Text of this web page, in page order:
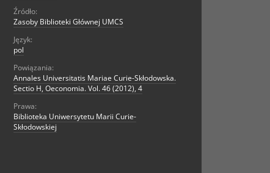
Źródło:
Zasoby Biblioteki Głównej UMCS
Język:
pol
Powiązania:
Annales Universitatis Mariae Curie-Skłodowska.
Sectio H, Oeconomia. Vol. 46 (2012), 4
Prawa:
Biblioteka Uniwersytetu Marii Curie-
Skłodowskiej